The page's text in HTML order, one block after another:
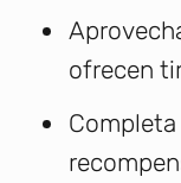
ofrecen